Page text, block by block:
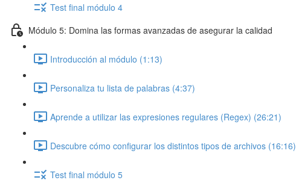
Test final módulo 4
Módulo 5: Domina las formas avanzadas de asegurar la calidad
Introducción al módulo (1:13)
Personaliza tu lista de palabras (4:37)
Aprende a utilizar las expresiones regulares (Regex) (26:21)
Descubre cómo configurar los distintos tipos de archivos (16:16)
Test final módulo 5